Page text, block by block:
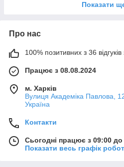
Показати
Про нас
100% позитивних з 36 відгуків
Працює з 08.08.2024
м. Харків
Вулиця Академіка Павлова,
Україна
Контакти
Сьогодні працює з 09:00 до
Показати весь графік